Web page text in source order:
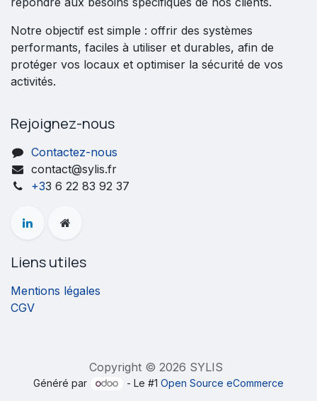
Notre objectif est simple : offrir des systèmes
performants, faciles à utiliser et durables, afin de
protéger vos locaux et optimiser la sécurité de vos
activités.
Rejoignez-nous
Contactez-nous
contact@sylis.fr
+33 6 22 83 92 37
Liens utiles
Mentions légales
CGV
Copyright © 2026 SYLIS
Généré par - Le #1Open Source eCommerce